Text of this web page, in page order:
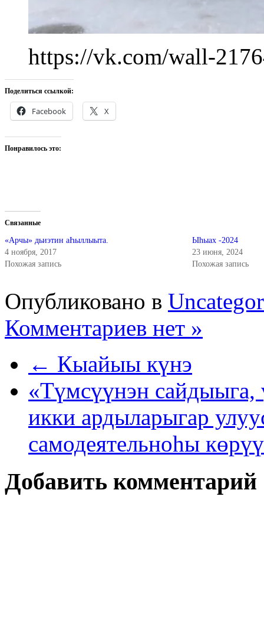
https://vk.com/wall-
Поделиться ссылкой:
Facebook X
Понравилось это:
Связанные
«Арчы» дьиэтин аҺыллыыта.
4 ноября, 2017
Похожая запись
Ыһыах -2024
23 июня, 2024
Похожая запись
Опубликовано в
Комментариев нет »
← Кыайыы күнэ
«Түмсүүнэн сайдыыга,
икки ардыларыгар
самодеятельноһы
Добавить комментарий